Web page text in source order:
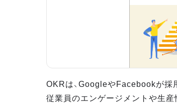
OKRは、GoogleやFacebookが採
従業員のエンゲージメントや生産